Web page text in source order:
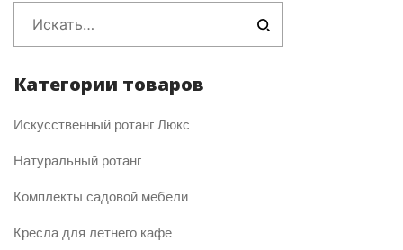
Категории товаров
Искусственный ротанг Люкс
Натуральный ротанг
Комплекты садовой мебели
Кресла для летнего кафе